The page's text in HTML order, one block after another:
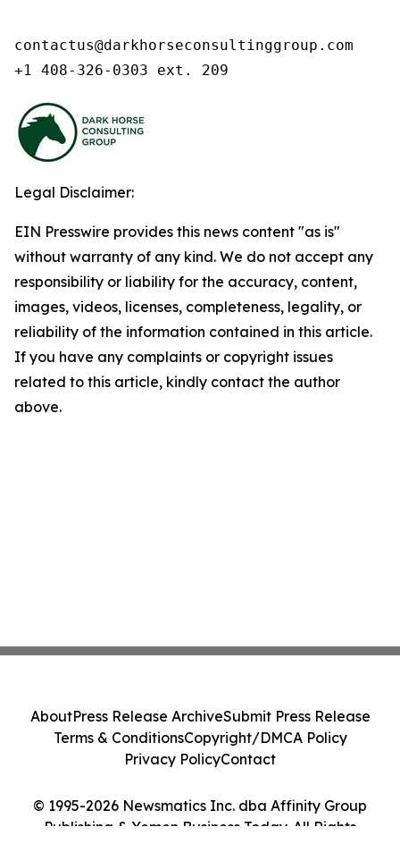
contactus@darkhorseconsultinggroup.com
+1 408-326-0303 ext. 209
Legal Disclaimer:
EIN Presswire provides this news content "as is"
without warranty of any kind. We do not accept any
responsibility or liability for the accuracy, content,
images, videos, licenses, completeness, legality, or
reliability of the information contained in this article.
If you have any complaints or copyright issues
related to this article, kindly contact the author
above.
© 1995-2026 Newsmatics Inc. dba Affinity Group
Publishing & Yemen Business Today. All Rights
AboutPress Release ArchiveSubmit Press Release
Terms & ConditionsCopyright/DMCA Policy
Privacy PolicyContact